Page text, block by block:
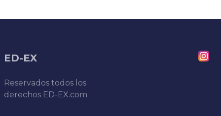
ED-EX
Reservados todos los
derechos ED-EX.com